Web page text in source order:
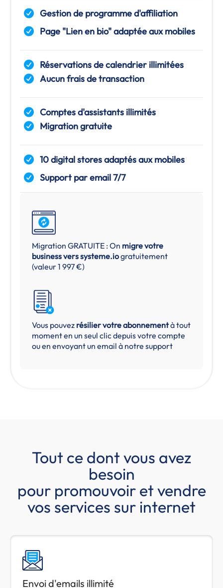
Gestion de programme d'affiliation
Page "Lien en bio" adaptée aux mobiles
Réservations de calendrier illimitées
Aucun frais de transaction
Comptes d'assistants illimités
Migration gratuite
10 digital stores adaptés aux mobiles
Support par email 7/7
Migration GRATUITE : On migre votre
business verssysteme.iogratuitement
(valeur 1 997 €)
Vous pouvez résilier votre abonnementà tout
moment en un seul clic depuis votre compte
ou en envoyant un email à notre support
Tout ce dont vous avez
besoin
pour promouvoir et vendre
vos services sur internet
Envoi d'emails illimité